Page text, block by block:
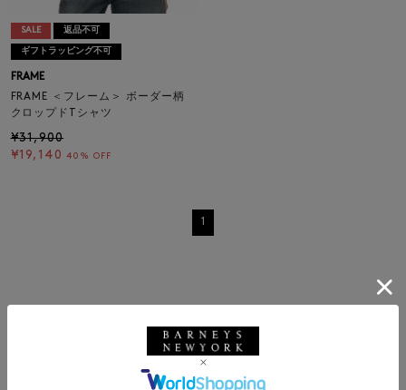
SALE 返品不可
ギフトラッピング不可
FRAME
FRAME ＜フレーム＞ ボーダー柄
クロップドTシャツ
¥31,900
¥19,140 40% OFF
1